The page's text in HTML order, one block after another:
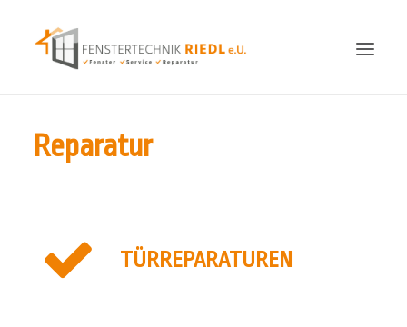
STARTSEITE
FENSTER
FOTOS
Reparatur
TÜRREPARATUREN